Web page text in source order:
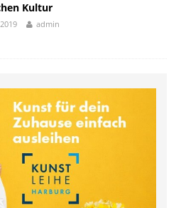
Kultur
admin